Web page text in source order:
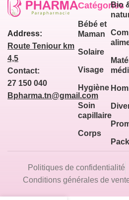
Address:
Route Teniour km
4,5
Contact:
27 150 040
Bpharma.tn@gmail.com
Catégories
Bébé et
Maman
Solaire
Visage
Hygiène
Soin
capillaire
Corps
Bio
Politiques de confidentialité
Conditions générales de